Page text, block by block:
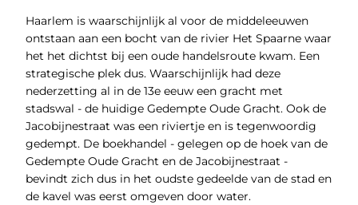
Haarlem is waarschijnlijk al voor de middeleeuwen
ontstaan aan een bocht van de rivier Het Spaarne waar
het het dichtst bij een oude handelsroute kwam. Een
strategische plek dus. Waarschijnlijk had deze
nederzetting al in de 13e eeuw een gracht met
stadswal - de huidige Gedempte Oude Gracht. Ook de
Jacobijnestraat was een riviertje en is tegenwoordig
gedempt. De boekhandel - gelegen op de hoek van de
Gedempte Oude Gracht en de Jacobijnestraat -
bevindt zich dus in het oudste gedeelde van de stad en
de kavel was eerst omgeven door water.